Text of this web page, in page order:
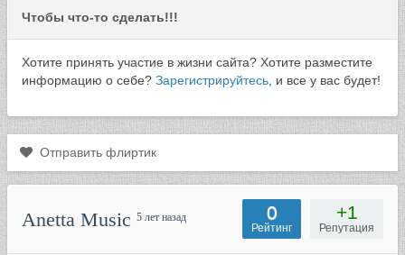
Чтобы что-то сделать!!!
Хотите принять участие в жизни сайта? Хотите разместите
информацию о себе? Зарегистрируйтесь , и все у вас будет!
Отправить флиртик
Anetta Music 5 лет назад +1
Репутация
0
Рейтинг